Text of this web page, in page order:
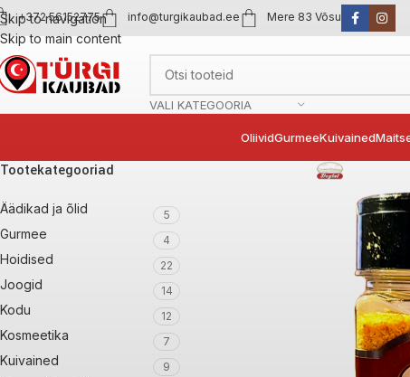
Skip to navigation
Skip to main content
+372 56152775 info@turgikaubad.ee Mere 83 Võsu
VALI KATEGOORIA
OliividGurmeeKuivained
Tootekategooriad
Äädikad ja õlid 5
Gurmee 4
Hoidised 22
Joogid 14
Kodu 12
Kosmeetika 7
Kuivained 9